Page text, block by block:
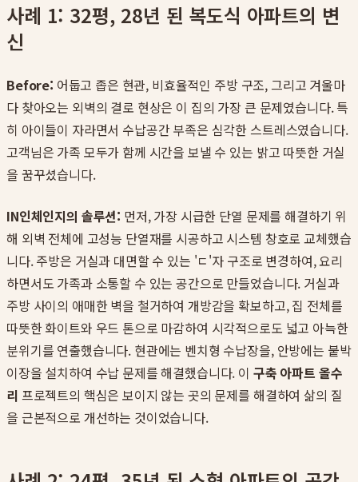
사례 1: 32평, 28년 된 복도식 아파트의 변
신
Before: 어둡고 좁은 현관, 비효율적인 주방 구조, 그리고 겨울마
다 찾아오는 외벽의 결로 현상은 이 집의 가장 큰 문제였습니다. 특
히 아이들이 자라면서 수납공간 부족은 심각한 스트레스였습니다.
고객님은 가족 모두가 함께 시간을 보낼 수 있는 밝고 따뜻한 거실
을 꿈꾸셨습니다.
IN인체인지의 솔루션: 먼저, 가장 시급한 단열 문제를 해결하기 위
해 외벽 전체에 고성능 단열재를 시공하고 시스템 창호로 교체했습
니다. 주방은 거실과 대면할 수 있는 'ㄷ'자 구조로 변경하여, 요리
하면서도 가족과 소통할 수 있는 공간으로 만들었습니다. 거실과
주방 사이의 애매한 벽을 철거하여 개방감을 확보하고, 집 전체를
따뜻한 화이트와 우드 톤으로 마감하여 시각적으로도 넓고 아늑한
분위기를 연출했습니다. 현관에는 벤치형 수납장을, 안방에는 붙박
이장을 설치하여 수납 문제를 해결했습니다. 이 구축 아파트 올수
리 프로젝트의 핵심은 보이지 않는 곳의 문제를 해결하여 삶의 질
을 근본적으로 개선하는 것이었습니다.